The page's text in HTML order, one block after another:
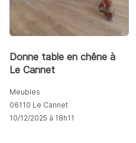
Donne table en chêne à
Le Cannet
Meubles
06110 Le Cannet
10/12/2025 à 18h11